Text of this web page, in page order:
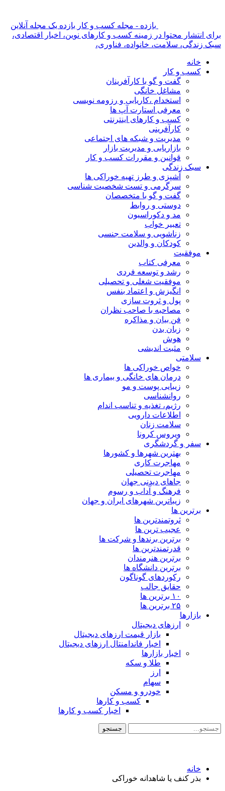
بازده - مجله کسب و کار بازده یک مجله آنلاین
برای انتشار محتوا در زمینه کسب و کارهای نوین، اخبار اقتصادی،
سبک زندگی، سلامت، خانواده، فناوری،
خانه
کسب و کار
گفت و گو با کارآفرینان
مشاغل خانگی
استخدام ،کاریابی و رزومه نویسی
معرفی استارت آپ ها
کسب و کارهای اینترنتی
کارآفرینی
مدیریت و شبکه های اجتماعی
بازاریابی و مدیریت بازار
قوانین و مقررات کسب و کار
سبک زندگی
آشپزی و طرز تهیه خوراکی ها
سرگرمی و تست شخصیت شناسی
گفت و گو با متخصصان
دوستی و روابط
مد و دکوراسیون
تعبیر خواب
زناشویی و سلامت جنسی
کودکان و والدین
موفقیت
معرفی کتاب
رشد و توسعه فردی
موفقیت شغلی و تحصیلی
انگیزش و اعتماد بنفس
پول و ثروت سازی
مصاحبه با صاحب نظران
فن بیان و مذاکره
زبان بدن
هوش
مثبت اندیشی
سلامتی
خواص خوراکی ها
درمان های خانگی و بیماری ها
زیبایی پوست و مو
روانشناسی
رژیم، تغذیه و تناسب اندام
اطلاعات دارویی
سلامت زنان
ویروس کرونا
سفر و گردشگری
بهترین شهرها و کشورها
مهاجرت کاری
مهاجرت تحصیلی
جاهای دیدنی جهان
فرهنگ و آداب و رسوم
زیباترین شهرهای ایران و جهان
برترین ها
ثروتمندترین ها
عجیب ترین ها
برترین برندها و شرکت ها
قدرتمندترین ها
برترین هنرمندان
برترین دانشگاه ها
رکوردهای گوناگون
حقایق جالب
۱۰ برترین ها
۲۵ برترین ها
بازارها
ارزهای دیجیتال
بازار قیمت ارزهای دیجیتال
اخبار فاندامنتال ارزهای دیجیتال
اخبار بازارها
طلا و سکه
ارز
سهام
خودرو و مسکن
کسب و کارها
اخبار کسب و کارها
خانه
بذر کنف یا شاهدانه خوراکی